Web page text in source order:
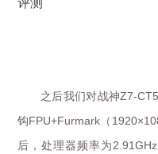
之后我们对战神Z7-
钩FPU+Furmark （
后，处理器频率为2.91GHz